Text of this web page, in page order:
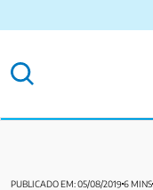
PUBLICADO EM: 05/08/20196 MINS